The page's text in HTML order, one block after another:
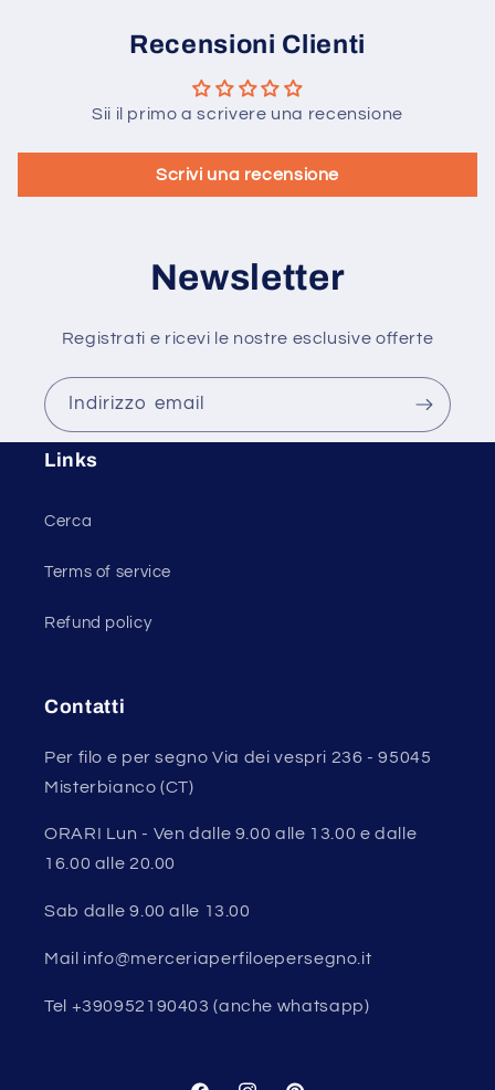
Recensioni Clienti
Sii il primo a scrivere una recensione
Scrivi una recensione
Newsletter
Registrati e ricevi le nostre esclusive offerte
Indirizzo email
Links
Cerca
Terms of service
Refund policy
Contatti
Per filo e per segno Via dei vespri 236 - 95045
Misterbianco (CT)
ORARI Lun - Ven dalle 9.00 alle 13.00 e dalle
16.00 alle 20.00
Sab dalle 9.00 alle 13.00
Mail info@merceriaperfiloepersegno.it
Tel +390952190403 (anche whatsapp)